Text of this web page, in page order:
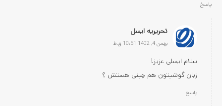
پاسخ
تحریریه ایسل
بهمن 4, 1402 10:51 ق.ظ
سلام ایسلی عزیز‌!
زبان گوشیتون هم چینی هستش ؟
پاسخ